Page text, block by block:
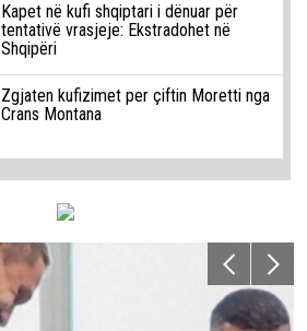
Kapet në kufi shqiptari i dënuar për
tentativë vrasjeje: Ekstradohet në
Shqipëri
Zgjaten kufizimet per çiftin Moretti nga
Crans Montana